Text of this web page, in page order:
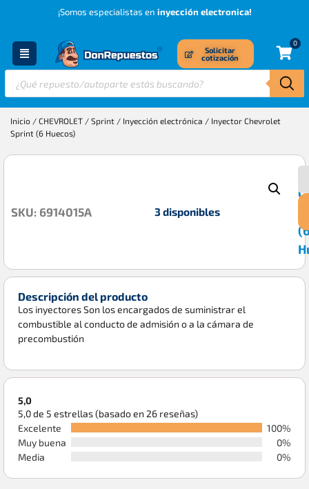
¡Somos especialistas en inyección electronica!
Solicitar
cotización
0
Inicio / CHEVROLET / Sprint / Inyección electrónica / Inyector Chevrolet
Sprint (6 Huecos)
SKU: 6914015A 3 disponibles
Descripción del producto
Los inyectores Son los encargados de suministrar el
combustible al conducto de admisión o a la cámara de
precombustión
5,0
5,0 de 5 estrellas (basado en 26 reseñas)
Excelente
100%
Muy buena
0%
Media
0%